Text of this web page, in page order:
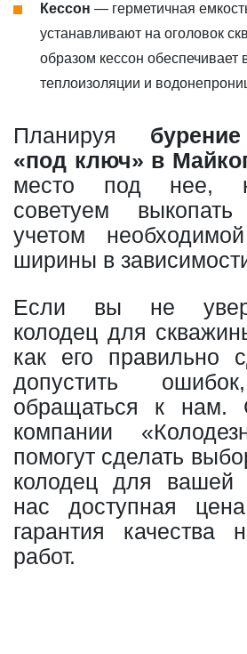
Кессон — герметичная
устанавливают на оголовок
образом кессон обеспечивает
теплоизоляции и
Планируя
«под ключ» в
место под нее,
советуем
учетом
ширины в
Если вы не
колодец для
как его правильно
допустить
обращаться к нам.
компании
помогут сделать
колодец для вашей
нас доступная
гарантия
работ.